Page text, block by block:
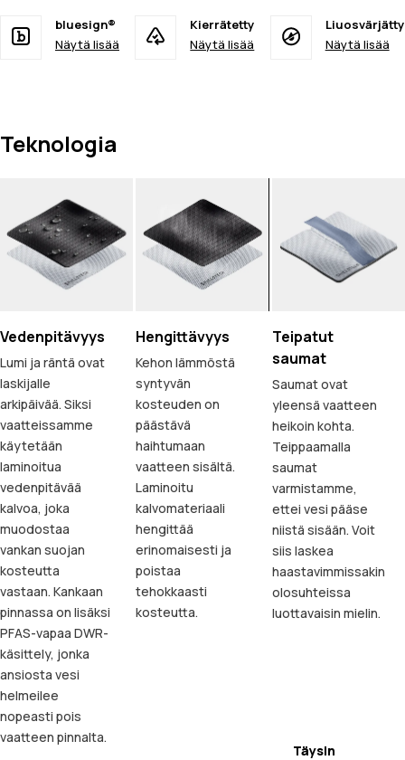
bluesign®
Näytä lisää
Kierrätetty
Näytä lisää
Liuosvärjätty
Näytä lisää
Teknologia
Vedenpitävyys
Lumi ja räntä ovat
laskijalle
arkipäivää. Siksi
vaatteissamme
käytetään
laminoitua
vedenpitävää
kalvoa, joka
muodostaa
vankan suojan
kosteutta
vastaan. Kankaan
pinnassa on lisäksi
PFAS-vapaa DWR-
käsittely, jonka
ansiosta vesi
helmeilee
nopeasti pois
vaatteen pinnalta.
Hengittävyys
Kehon lämmöstä
syntyvän
kosteuden on
päästävä
haihtumaan
vaatteen sisältä.
Laminoitu
kalvomateriaali
hengittää
erinomaisesti ja
poistaa
tehokkaasti
kosteutta.
Teipatut
saumat
Saumat ovat
yleensä vaatteen
heikoin kohta.
Teippaamalla
saumat
varmistamme,
ettei vesi pääse
niistä sisään. Voit
siis laskea
haastavimmissakin
olosuhteissa
luottavaisin mielin.
Täysin